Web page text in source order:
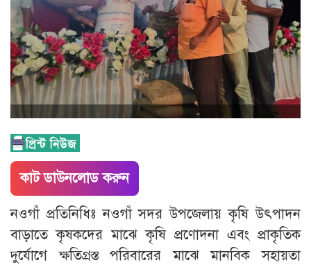
কাট ডাউনলোড করুন
নওগাঁ প্রতিনিধিঃ নওগাঁ সদর উপজেলায় কৃষি উৎপাদন
বাড়াতে কৃষকদের মাঝে কৃষি প্রণোদনা এবং প্রাকৃতিক
দুর্যোগে ক্ষতিগ্রস্ত পরিবারের মাঝে মানবিক সহায়তা